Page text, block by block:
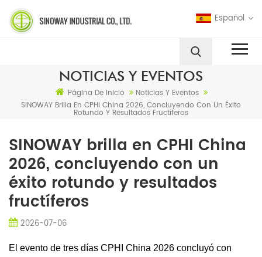
Español
NOTICIAS Y EVENTOS
Página De Inicio
Noticias Y Eventos
SINOWAY Brilla En CPHI China 2026, Concluyendo Con Un Éxito
Rotundo Y Resultados Fructíferos
SINOWAY brilla en CPHI China
2026, concluyendo con un
éxito rotundo y resultados
fructíferos
2026-07-06
El evento de tres días CPHI China 2026 concluyó con